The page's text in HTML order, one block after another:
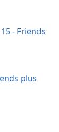
- Friends
plus